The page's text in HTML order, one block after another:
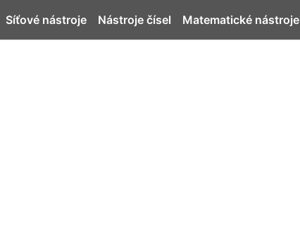
Síťové nástroje Nástroje čísel Matematické nástroje